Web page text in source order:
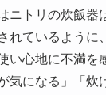
ニトリの炊飯器
れているように
い心地に不満を
気になる」「炊